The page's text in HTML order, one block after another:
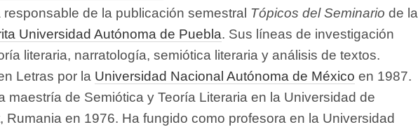
responsable de la publicación semestral Tópicos del Seminario de la
Universidad Autónoma de Puebla. Sus líneas de investigación
literaria, narratología, semiótica literaria y análisis de textos.
Letras por la Universidad Nacional Autónoma de México en 1987.
maestría de Semiótica y Teoría Literaria en la Universidad de
Rumania en 1976. Ha fungido como profesora en la Universidad